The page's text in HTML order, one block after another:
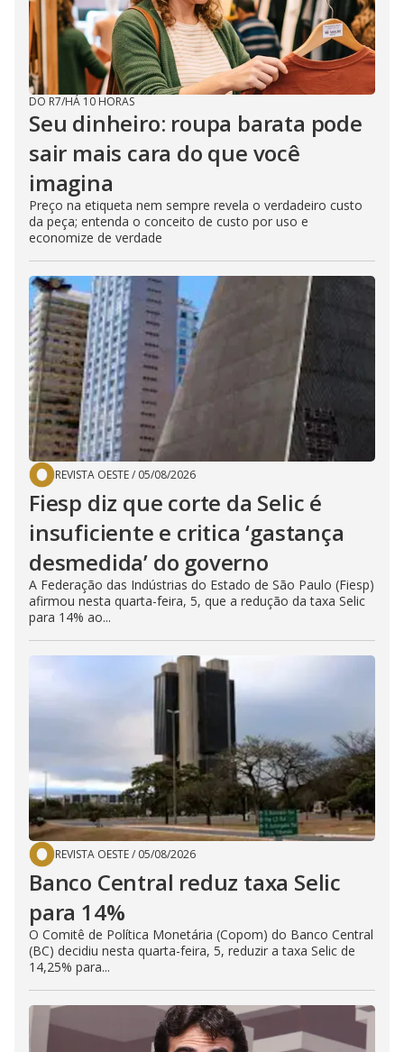
DO R7/HÁ 10 HORAS
Seu dinheiro: roupa barata pode
sair mais cara do que você
imagina
Preço na etiqueta nem sempre revela o verdadeiro custo
da peça; entenda o conceito de custo por uso e
economize de verdade
REVISTA OESTE/ 05/08/2026
Fiesp diz que corte da Selic é
insuficiente e critica ‘gastança
desmedida’ do governo
A Federação das Indústrias do Estado de São Paulo (Fiesp)
afirmou nesta quarta-feira, 5, que a redução da taxa Selic
para 14% ao...
REVISTA OESTE/ 05/08/2026
Banco Central reduz taxa Selic
para 14%
O Comitê de Política Monetária (Copom) do Banco Central
(BC) decidiu nesta quarta-feira, 5, reduzir a taxa Selic de
14,25% para...